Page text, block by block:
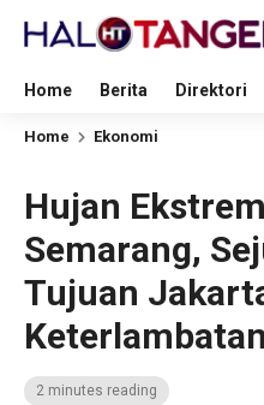
Home Berita Direktori
Home Ekonomi
Hujan
Semarang,
Tujuan
Keterlambatan
2 minutes reading